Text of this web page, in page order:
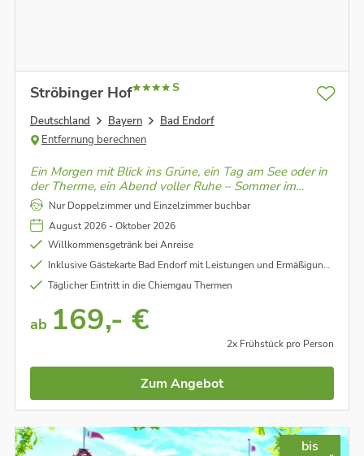
Ströbinger Hof S
Deutschland Bayern
Bad Endorf
Entfernung berechnen
Ein Morgen mit Blick ins Grüne, ein Tag am See oder in
der Therme, ein Abend voller Ruhe – Sommer im
Ströbinger Hof fühlt sich mühelos gut an.
Nur Doppelzimmer und Einzelzimmer buchbar
August 2026 - Oktober 2026
Willkommensgetränk bei Anreise
Inklusive Gästekarte Bad Endorf mit Leistungen und Ermäßigungen
Täglicher Eintritt in die Chiemgau Thermen
ab 169,- €
2x Frühstück pro Person
Zum Angebot
bis